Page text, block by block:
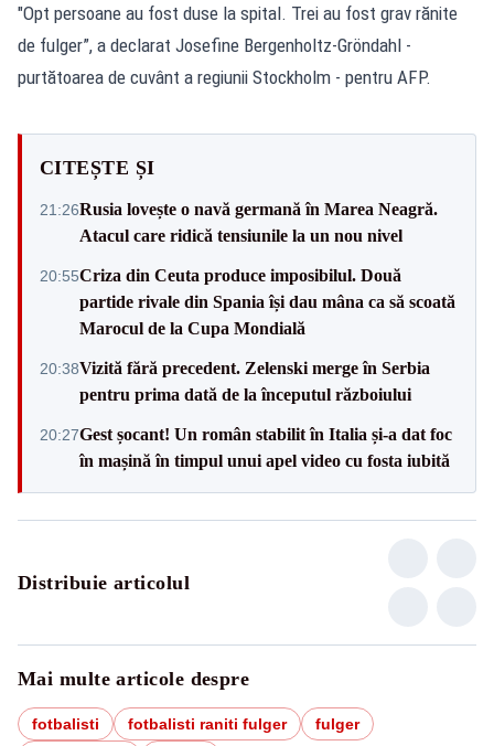
"Opt persoane au fost duse la spital. Trei au fost grav rănite
de fulger”, a declarat Josefine Bergenholtz-Gröndahl -
purtătoarea de cuvânt a regiunii Stockholm - pentru AFP.
CITEȘTE ȘI
21:26Rusia lovește o navă germană în Marea Neagră.
Atacul care ridică tensiunile la un nou nivel
20:55Criza din Ceuta produce imposibilul. Două
partide rivale din Spania își dau mâna ca să scoată
Marocul de la Cupa Mondială
20:38Vizită fără precedent. Zelenski merge în Serbia
pentru prima dată de la începutul războiului
20:27Gest șocant! Un român stabilit în Italia și-a dat foc
în mașină în timpul unui apel video cu fosta iubită
Distribuie articolul
Mai multe articole despre
fotbalisti fotbalisti raniti fulger
fulger